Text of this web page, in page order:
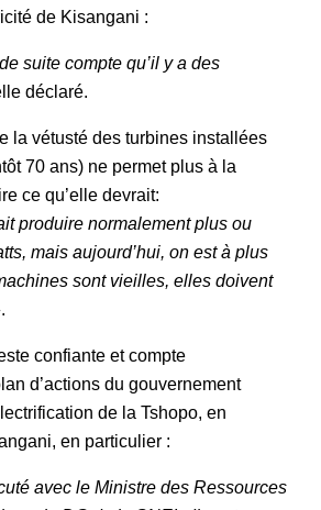
de Kisangani :
suite compte qu’il y a des
déclaré.
la vétusté des turbines installées
70 ans) ne permet plus à la
ce qu’elle devrait:
produire normalement plus ou
mais aujourd’hui, on est à plus
sont vieilles, elles doivent
confiante et compte
d’actions du gouvernement
de la Tshopo, en
en particulier :
avec le Ministre des Ressources